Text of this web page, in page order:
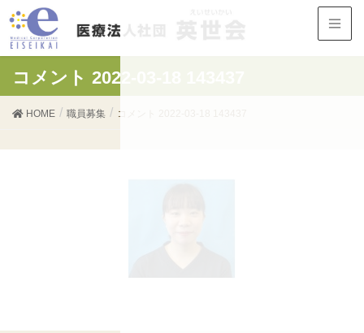
コメント 2022-03-18 143437
HOME 職員募集 コメント 2022-03-18 143437